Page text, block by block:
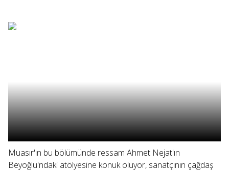
Muasır'ın bu bölümünde ressam Ahmet Nejat'ın
Beyoğlu'ndaki atölyesine konuk oluyor, sanatçının çağdaş